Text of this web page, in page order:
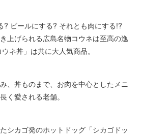
? ビールにする? それとも肉にする!?
上げられる広島名物コウネは至高の逸
ネ丼」は共に大人気商品。
、丼ものまで、お肉を中心としたメニ
く愛される老舗。
シカゴ発のホットドッグ「シカゴドッ